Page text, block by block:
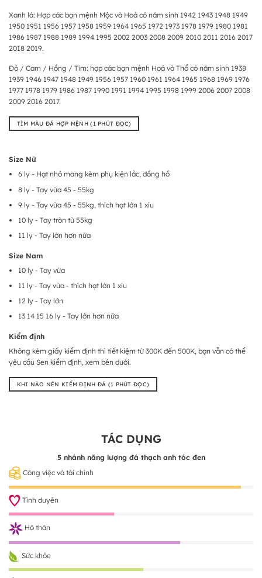
Xanh lá: Hợp các bạn mệnh Mộc và Hoả có năm sinh 1942 1943 1948 1949
1950 1951 1956 1957 1958 1959 1964 1965 1972 1973 1978 1979 1980 1981
1986 1987 1988 1989 1994 1995 2002 2003 2008 2009 2010 2011 2016 2017
2018 2019.
Đỏ / Cam / Hồng / Tím: hợp các bạn mệnh Hoả và Thổ có năm sinh 1938
1939 1946 1947 1948 1949 1956 1957 1960 1961 1964 1965 1968 1969 1976
1977 1978 1979 1986 1987 1990 1991 1994 1995 1998 1999 2006 2007 2008
2009 2016 2017.
TÌM MÀU ĐÁ HỢP MỆNH (1 PHÚT ĐỌC)
Size Nữ
6 ly - Hạt nhỏ mang kèm phụ kiện lắc, đồng hồ
8 ly - Tay vừa 45 - 55kg
9 ly - Tay vừa 45 - 55kg, thích hạt lớn 1 xíu
10 ly - Tay tròn từ 55kg
11 ly - Tay lớn hơn nữa
Size Nam
10 ly - Tay vừa
11 ly - Tay vừa - thích hạt lớn 1 xíu
12 ly - Tay lớn
13 14 15 16 ly - Tay lớn hơn nữa
Kiểm định
Không kèm giấy kiểm định thì tiết kiệm từ 300K đến 500K, bạn vẫn có thể
yêu cầu Sen kiểm định, xem bên dưới.
KHI NÀO NÊN KIỂM ĐỊNH ĐÁ (1 PHÚT ĐỌC)
TÁC DỤNG
5 nhánh năng lượng đá thạch anh tóc đen
Công việc và tài chính
Tình duyên
Hộ thân
Sức khỏe